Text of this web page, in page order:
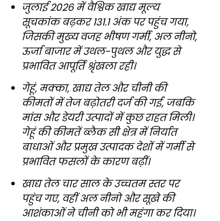
जुलाई 2026 में वैश्विक खाद्य मूल्य
सूचकांक बढ़कर 131.1 अंक पर पहुंच गया,
जिसकी मुख्य वजह भीषण गर्मी, अल नीनो,
ऊर्जा बाजार में उथल-पुथल और युद्ध से
प्रभावित आपूर्ति श्रृंखला रही।
गेहूं, मक्का, खाद्य तेल और चीनी की
कीमतों में तेज बढ़ोतरी दर्ज की गई, जबकि
मांस और डेयरी उत्पादों में कुछ राहत मिली।
गेहूं की कीमतें ब्लैक सी क्षेत्र में निर्यात
बाधाओं और प्रमुख उत्पादक देशों में गर्मी से
प्रभावित फसलों के कारण बढ़ीं।
खाद्य तेल चार साल के उच्चतम स्तर पर
पहुंच गए, वहीं अल नीनो और सूखे की
आशंकाओं ने चीनी को भी महंगा कर दिया।